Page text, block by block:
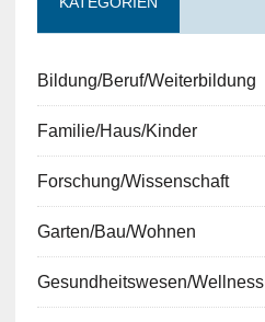
Bildung/Beruf/Weiterbildung
Familie/Haus/Kinder
Forschung/Wissenschaft
Garten/Bau/Wohnen
Gesundheitswesen/Wellness